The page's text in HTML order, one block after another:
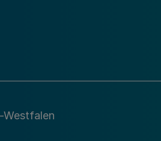
zur Durchführung des
Westfalen